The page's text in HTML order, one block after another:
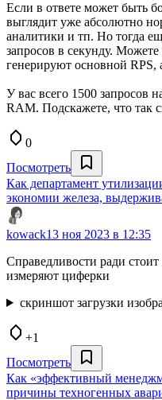
Если в ответе может быть
выглядит уже абсолютно
аналитики и тп. Но тогда
запросов в секунду.
генерируют основной RPS,
У вас всего 1500 запросов
RAM. Подскажете, что так
0
Посмотреть
Как департамент
экономии железа,
kowack13 ноя 2023 в 12:35
Справедливости ради
измеряют циферки
скриншот загрузки
+1
Посмотреть
Как «эффективный
причины техногенных